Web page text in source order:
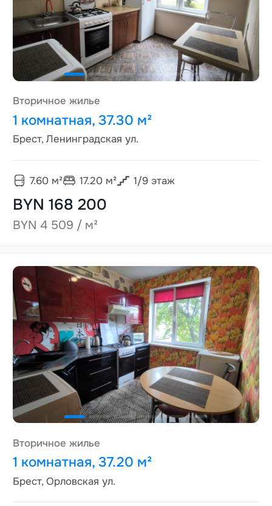
Вторичное жилье
1 комнатная, 37.30 м²
Брест, Ленинградская ул.
7.60м² 17.20м² 1/9этаж
BYN 168 200
BYN 4 509 / м²
Вторичное жилье
1 комнатная, 37.20 м²
Брест, Орловская ул.